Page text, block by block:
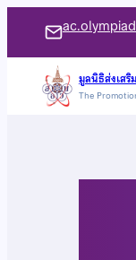
เนื้อหา
มูลนิธิส่งเสริ
The